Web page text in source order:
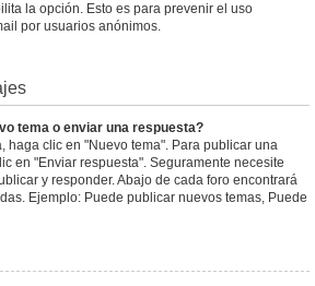
la opción. Esto es para prevenir el uso
por usuarios anónimos.
tema o enviar una respuesta?
haga clic en "Nuevo tema". Para publicar una
en "Enviar respuesta". Seguramente necesite
y responder. Abajo de cada foro encontrará
Ejemplo: Puede publicar nuevos temas, Puede